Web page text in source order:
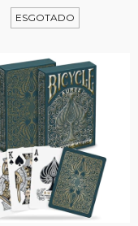
ESGOTADO